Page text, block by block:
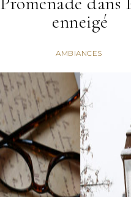
enneigé
AMBIANCES